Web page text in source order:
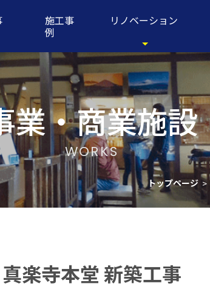
施工事
例
リノベーション
業・商業施設
WORKS
トップページ >
真楽寺本堂 新築工事